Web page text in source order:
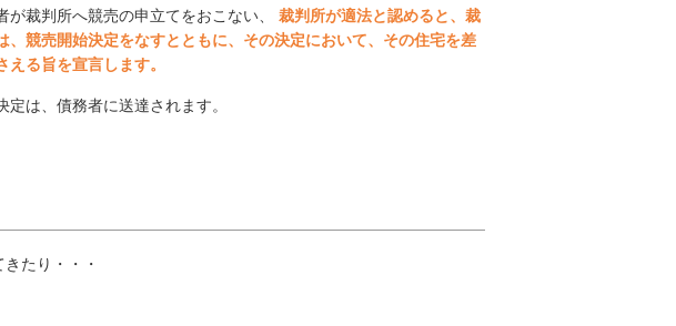
が裁判所へ競売の申立てをおこない、 裁判所が適法と認めると、裁
、競売開始決定をなすとともに、その決定において、その住宅を差
える旨を宣言します。
定は、債務者に送達されます。
たり・・・